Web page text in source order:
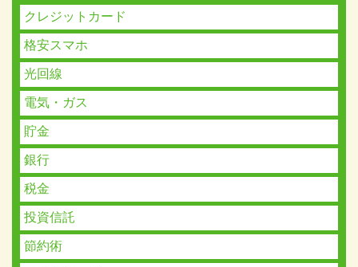
クレジットカード
格安スマホ
光回線
電気・ガス
貯金
銀行
税金
投資信託
節約術